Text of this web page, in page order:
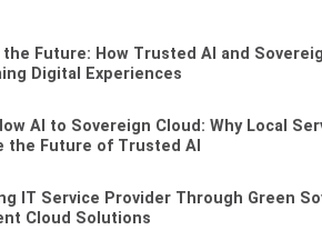
the Future: How Trusted AI and
Digital Experiences
AI to Sovereign Cloud: Why Local
the Future of Trusted AI
IT Service Provider Through Green
Cloud Solutions